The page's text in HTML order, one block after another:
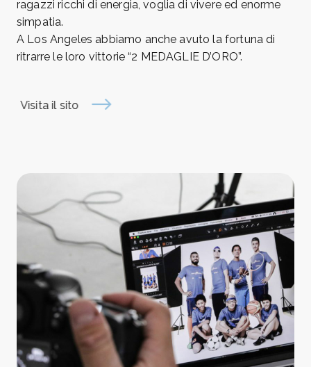
ragazzi ricchi di energia, voglia di vivere ed enorme
simpatia.
A Los Angeles abbiamo anche avuto la fortuna di
ritrarre le loro vittorie “2 MEDAGLIE D’ORO”.
Visita il sito